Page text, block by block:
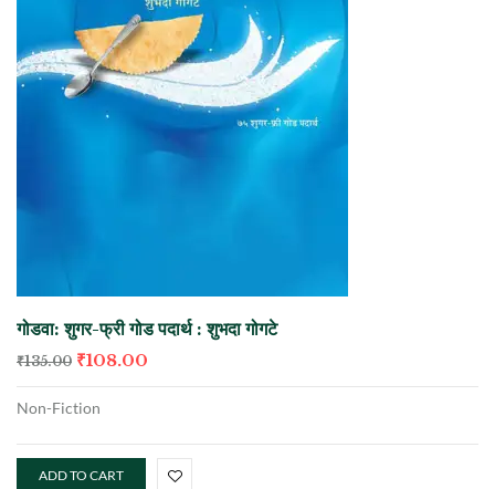
गोडवा: शुगर-फ्री गोड पदार्थ : शुभदा गोगटे
₹135.00 ₹108.00
Non-Fiction
ADD TO CART